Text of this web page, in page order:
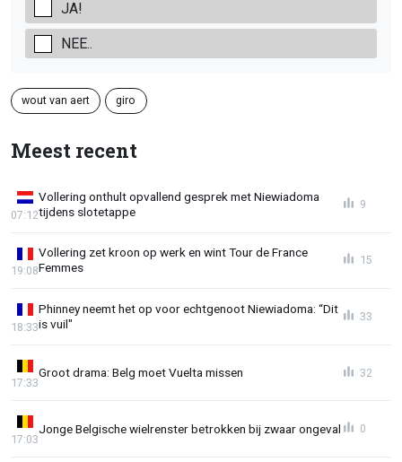
JA!
NEE..
wout van aert giro
Meest recent
Vollering onthult opvallend gesprek met Niewiadoma
tijdens slotetappe
07:12
9
Vollering zet kroon op werk en wint Tour de France
Femmes
19:08
15
Phinney neemt het op voor echtgenoot Niewiadoma: “Dit
is vuil"
18:33
33
Groot drama: Belg moet Vuelta missen
17:33
32
Jonge Belgische wielrenster betrokken bij zwaar ongeval
17:03
0